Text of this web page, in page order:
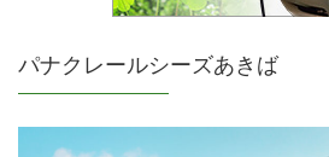
パナクレールシーズあきば